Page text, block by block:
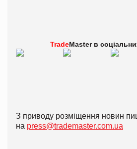
TradeMaster в
З приводу розміщення новин
на press@trademaster.com.ua